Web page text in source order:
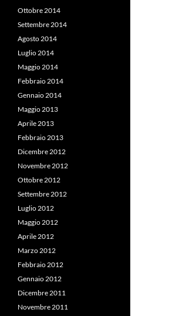
Ottobre 2014
Settembre 2014
Agosto 2014
Luglio 2014
Maggio 2014
Febbraio 2014
Gennaio 2014
Maggio 2013
Aprile 2013
Febbraio 2013
Dicembre 2012
Novembre 2012
Ottobre 2012
Settembre 2012
Luglio 2012
Maggio 2012
Aprile 2012
Marzo 2012
Febbraio 2012
Gennaio 2012
Dicembre 2011
Novembre 2011